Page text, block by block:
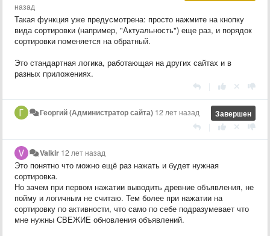
назад
Такая функция уже предусмотрена: просто нажмите на кнопку
вида сортировки (например, "Актуальность") еще раз, и порядок
сортировки поменяется на обратный.
Это стандартная логика, работающая на других сайтах и в
разных приложениях.
Завершен
Георгий (Администратор сайта) 12 лет назад
Valkir 12 лет назад
Это понятно что можно ещё раз нажать и будет нужная
сортировка.
Но зачем при первом нажатии выводить древние объявления, не
пойму и логичным не считаю. Тем более при нажатии на
сортировку по активности, что само по себе подразумевает что
мне нужны СВЕЖИЕ обновления объявлений.